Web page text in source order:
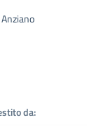
Anziano
da: